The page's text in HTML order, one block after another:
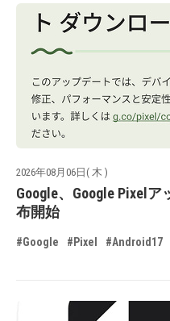
2026年08月06日( 木 )
Google、Google Pixel
布開始
#Google #Pixel #Android17